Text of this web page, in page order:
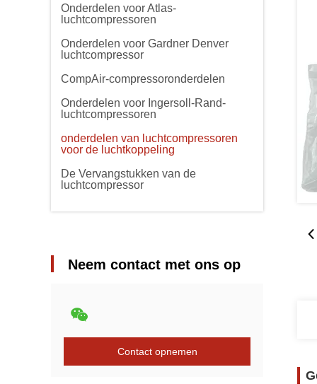
Onderdelen voor Atlas-
luchtcompressoren
Onderdelen voor Gardner Denver
luchtcompressor
CompAir-compressoronderdelen
Onderdelen voor Ingersoll-Rand-
luchtcompressoren
onderdelen van luchtcompressoren
voor de luchtkoppeling
De Vervangstukken van de
luchtcompressor
Neem contact met ons op
Contact opnemen